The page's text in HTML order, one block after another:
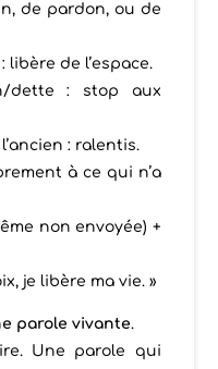
de pardon, ou de
de l’espace.
dette : stop aux
: ralentis.
à ce qui n’a
non envoyée) +
je libère ma vie. »
parole vivante.
Une parole qui